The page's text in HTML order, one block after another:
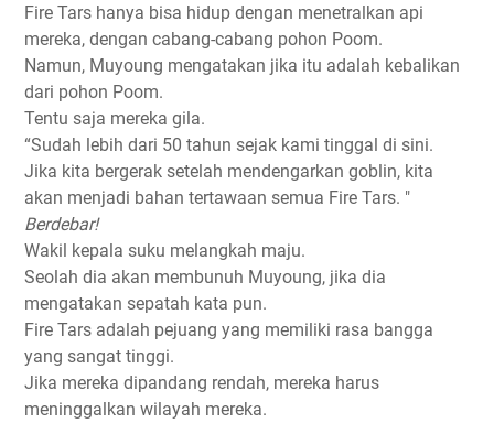
Fire Tars hanya bisa hidup dengan menetralkan api
mereka, dengan cabang-cabang pohon Poom.
Namun, Muyoung mengatakan jika itu adalah kebalikan
dari pohon Poom.
Tentu saja mereka gila.
“Sudah lebih dari 50 tahun sejak kami tinggal di sini.
Jika kita bergerak setelah mendengarkan goblin, kita
akan menjadi bahan tertawaan semua Fire Tars. "
Berdebar!
Wakil kepala suku melangkah maju.
Seolah dia akan membunuh Muyoung, jika dia
mengatakan sepatah kata pun.
Fire Tars adalah pejuang yang memiliki rasa bangga
yang sangat tinggi.
Jika mereka dipandang rendah, mereka harus
meninggalkan wilayah mereka.